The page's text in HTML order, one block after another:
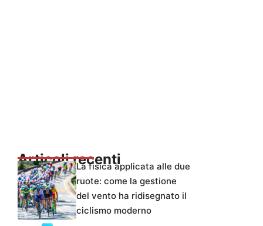
Articoli recentiLa fisica applicata alle due
ruote: come la gestione
del vento ha ridisegnato il
ciclismo moderno